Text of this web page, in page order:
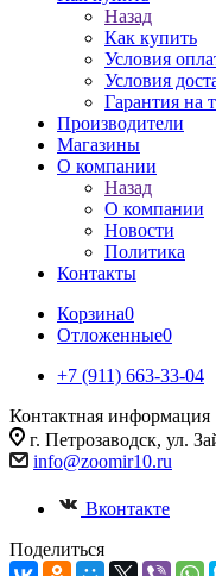
Назад
Как купить
Условия
Условия
Гарантия на
Производители
Магазины
О компании
Назад
О компании
Новости
Политика
Контакты
Корзина0
Отложенные0
+7 (911) 663-33-04
Контактная информация
г. Петрозаводск, ул.
info@zoomir10.ru
Вконтакте
Поделиться